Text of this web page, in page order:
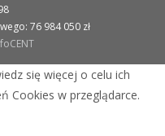
76 984 050 zł
się więcej o celu ich
Cookies w przeglądarce.